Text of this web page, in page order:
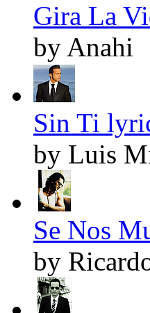
Gira La
by Anahi
Sin Ti
by Luis
Se Nos
by